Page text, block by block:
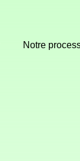
Notre